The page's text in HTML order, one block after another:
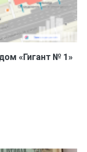
«Гигант № 1»